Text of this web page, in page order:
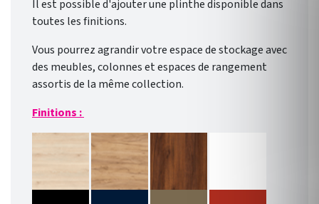
Il est possible d'ajouter une plinthe disponible dans
toutes les finitions.
Vous pourrez agrandir votre espace de stockage avec
des meubles, colonnes et espaces de rangement
assortis de la même collection.
Finitions :